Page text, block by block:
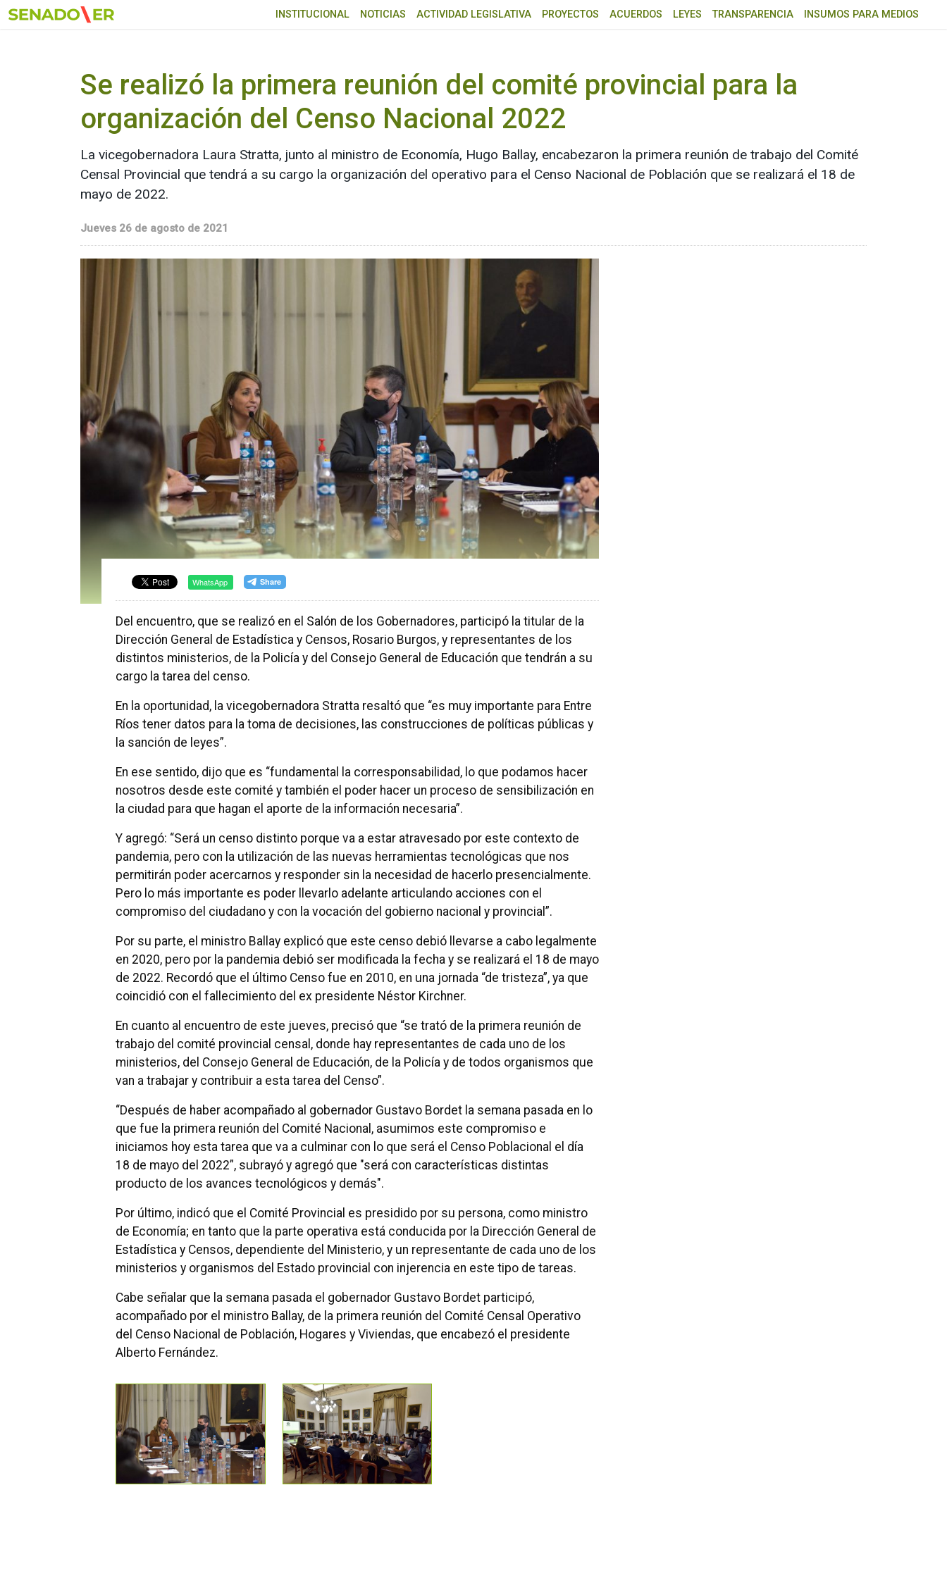
Ir al menú principal
INSTITUCIONAL NOTICIAS ACTIVIDAD LEGISLATIVA PROYECTOS ACUERDOS LEYES TRANSPARENCIA INSUMOS PARA MEDIOS
Se realizó la primera reunión del comité provincial para la
organización del Censo Nacional 2022
La vicegobernadora Laura Stratta, junto al ministro de Economía, Hugo Ballay, encabezaron la primera reunión de trabajo del Comité
Censal Provincial que tendrá a su cargo la organización del operativo para el Censo Nacional de Población que se realizará el 18 de
mayo de 2022.
Jueves 26 de agosto de 2021
WhatsApp
Del encuentro, que se realizó en el Salón de los Gobernadores, participó la titular de la
Dirección General de Estadística y Censos, Rosario Burgos, y representantes de los
distintos ministerios, de la Policía y del Consejo General de Educación que tendrán a su
cargo la tarea del censo.
En la oportunidad, la vicegobernadora Stratta resaltó que “es muy importante para Entre
Ríos tener datos para la toma de decisiones, las construcciones de políticas públicas y
la sanción de leyes”.
En ese sentido, dijo que es “fundamental la corresponsabilidad, lo que podamos hacer
nosotros desde este comité y también el poder hacer un proceso de sensibilización en
la ciudad para que hagan el aporte de la información necesaria”.
Y agregó: “Será un censo distinto porque va a estar atravesado por este contexto de
pandemia, pero con la utilización de las nuevas herramientas tecnológicas que nos
permitirán poder acercarnos y responder sin la necesidad de hacerlo presencialmente.
Pero lo más importante es poder llevarlo adelante articulando acciones con el
compromiso del ciudadano y con la vocación del gobierno nacional y provincial”.
Por su parte, el ministro Ballay explicó que este censo debió llevarse a cabo legalmente
en 2020, pero por la pandemia debió ser modificada la fecha y se realizará el 18 de mayo
de 2022. Recordó que el último Censo fue en 2010, en una jornada “de tristeza”, ya que
coincidió con el fallecimiento del ex presidente Néstor Kirchner.
En cuanto al encuentro de este jueves, precisó que “se trató de la primera reunión de
trabajo del comité provincial censal, donde hay representantes de cada uno de los
ministerios, del Consejo General de Educación, de la Policía y de todos organismos que
van a trabajar y contribuir a esta tarea del Censo”.
“Después de haber acompañado al gobernador Gustavo Bordet la semana pasada en lo
que fue la primera reunión del Comité Nacional, asumimos este compromiso e
iniciamos hoy esta tarea que va a culminar con lo que será el Censo Poblacional el día
18 de mayo del 2022”, subrayó y agregó que "será con características distintas
producto de los avances tecnológicos y demás".
Por último, indicó que el Comité Provincial es presidido por su persona, como ministro
de Economía; en tanto que la parte operativa está conducida por la Dirección General de
Estadística y Censos, dependiente del Ministerio, y un representante de cada uno de los
ministerios y organismos del Estado provincial con injerencia en este tipo de tareas.
Cabe señalar que la semana pasada el gobernador Gustavo Bordet participó,
acompañado por el ministro Ballay, de la primera reunión del Comité Censal Operativo
del Censo Nacional de Población, Hogares y Viviendas, que encabezó el presidente
Alberto Fernández.